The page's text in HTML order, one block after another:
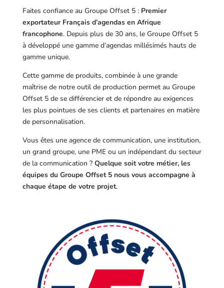
Faites confiance au Groupe Offset 5 : Premier
exportateur Français d’agendas en Afrique
francophone. Depuis plus de 30 ans, le Groupe Offset 5
à développé une gamme d’agendas millésimés hauts de
gamme unique.
Cette gamme de produits, combinée à une grande
maîtrise de notre outil de production permet au Groupe
Offset 5 de se différencier et de répondre au exigences
les plus pointues de ses clients et partenaires en matière
de personnalisation.
Vous êtes une agence de communication, une institution,
un grand groupe, une PME ou un indépendant du secteur
de la communication ? Quelque soit votre métier, les
équipes du Groupe Offset 5 nous vous accompagne à
chaque étape de votre projet.